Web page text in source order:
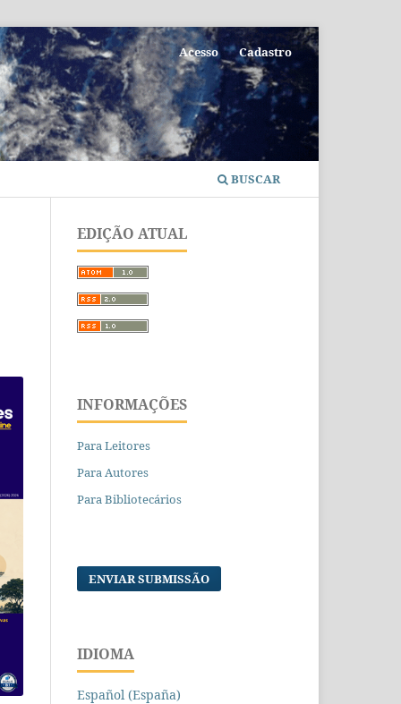
BUSCAR
Acesso Cadastro
EDIÇÃO ATUAL
INFORMAÇÕES
Para Leitores
Para Autores
Para Bibliotecários
ENVIAR SUBMISSÃO
IDIOMA
Español (España)